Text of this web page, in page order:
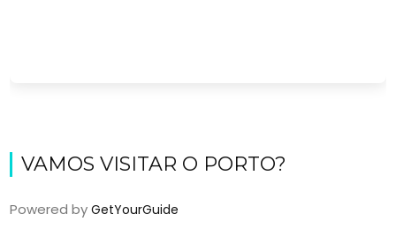
VAMOS VISITAR O PORTO?
Powered byGetYourGuide